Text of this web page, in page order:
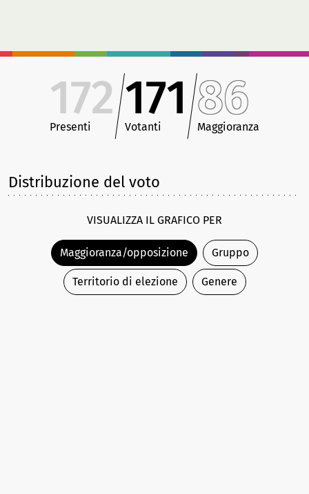
172
Presenti
171
Votanti
86
Maggioranza
Distribuzione del voto
VISUALIZZA IL GRAFICO PER
Maggioranza/opposizione Gruppo
Territorio di elezione Genere